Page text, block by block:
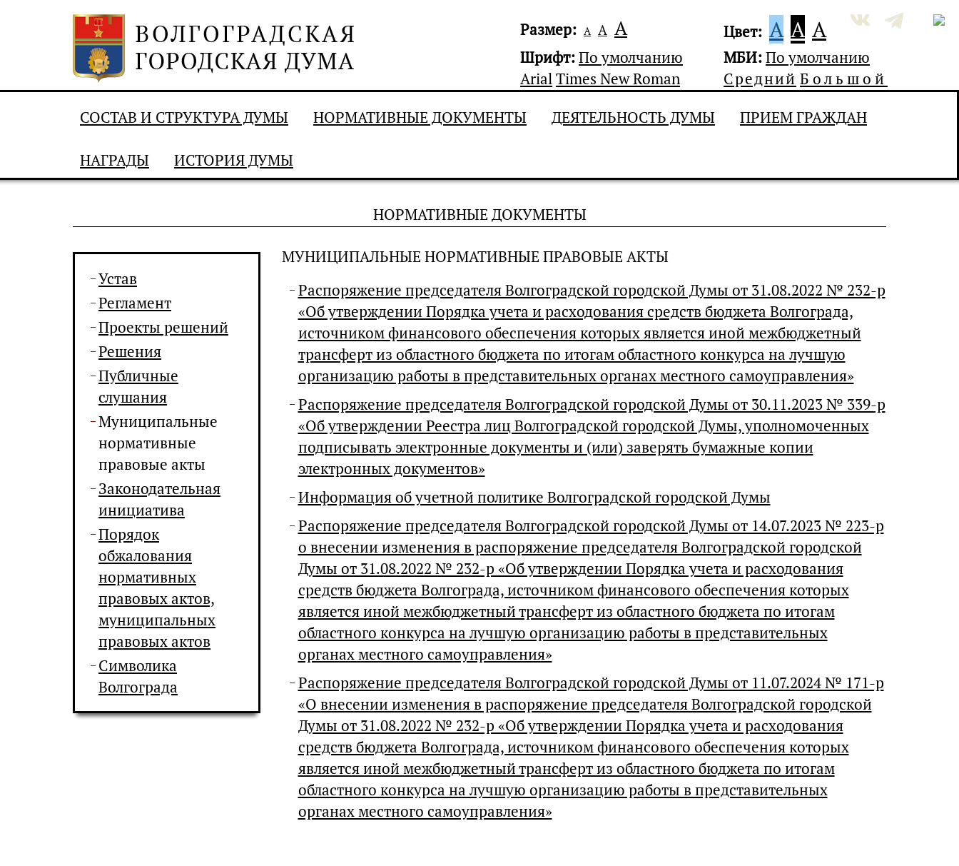
Размер: А А А Цвет: A A A
Шрифт:По умолчанию
ArialTimes New Roman
МБИ:По умолчанию
Средний Большой
СОСТАВ И СТРУКТУРА ДУМЫ
НОРМАТИВНЫЕ ДОКУМЕНТЫ ДЕЯТЕЛЬНОСТЬ ДУМЫ ПРИЕМ ГРАЖДАН
НАГРАДЫ ИСТОРИЯ ДУМЫ
НОРМАТИВНЫЕ ДОКУМЕНТЫ
Устав
Регламент
Проекты решений
Решения
Публичные
слушания
Муниципальные
нормативные
правовые акты
Законодательная
инициатива
Порядок
обжалования
нормативных
правовых актов,
муниципальных
правовых актов
Символика
Волгограда
МУНИЦИПАЛЬНЫЕ НОРМАТИВНЫЕ ПРАВОВЫЕ АКТЫ
Распоряжение председателя Волгоградской городской Думы от 31.08.2022 № 232-р
«Об утверждении Порядка учета и расходования средств бюджета Волгограда,
источником финансового обеспечения которых является иной межбюджетный
трансферт из областного бюджета по итогам областного конкурса на лучшую
организацию работы в представительных органах местного самоуправления»
Распоряжение председателя Волгоградской городской Думы от 30.11.2023 № 339-р
«Об утверждении Реестра лиц Волгоградской городской Думы, уполномоченных
подписывать электронные документы и (или) заверять бумажные копии
электронных документов»
Информация об учетной политике Волгоградской городской Думы
Распоряжение председателя Волгоградской городской Думы от 14.07.2023 № 223-р
о внесении изменения в распоряжение председателя Волгоградской городской
Думы от 31.08.2022 № 232-р «Об утверждении Порядка учета и расходования
средств бюджета Волгограда, источником финансового обеспечения которых
является иной межбюджетный трансферт из областного бюджета по итогам
областного конкурса на лучшую организацию работы в представительных
органах местного самоуправления»
Распоряжение председателя Волгоградской городской Думы от 11.07.2024 № 171-р
«О внесении изменения в распоряжение председателя Волгоградской городской
Думы от 31.08.2022 № 232-р «Об утверждении Порядка учета и расходования
средств бюджета Волгограда, источником финансового обеспечения которых
является иной межбюджетный трансферт из областного бюджета по итогам
областного конкурса на лучшую организацию работы в представительных
органах местного самоуправления»